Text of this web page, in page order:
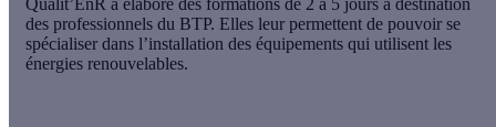
des professionnels du BTP. Elles leur permettent de pouvoir se
spécialiser dans l’installation des équipements qui utilisent les
énergies renouvelables.